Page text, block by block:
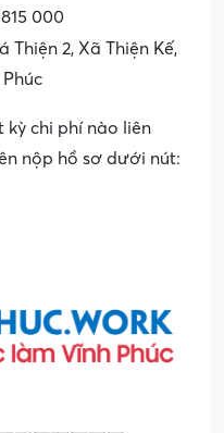
000
Thiện 2, Xã Thiện Kế,
kỳ chi phí nào liên
nộp hồ sơ dưới nút: